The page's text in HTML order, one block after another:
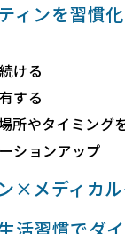
ィンを習慣
ける
する
所やタイミング
ションアップ
×メディカ